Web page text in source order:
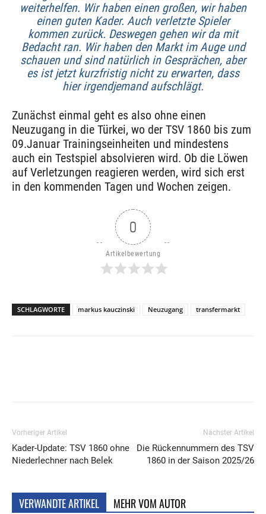
weiterhelfen. Wir haben einen großen, wir haben
einen guten Kader. Auch verletzte Spieler
kommen zurück. Deswegen gehen wir da mit
Bedacht ran. Wir haben den Markt im Auge und
schauen und sind natürlich in Gesprächen, aber
es ist jetzt kurzfristig nicht zu erwarten, dass
hier irgendjemand aufschlägt.
Zunächst einmal geht es also ohne einen
Neuzugang in die Türkei, wo der TSV 1860 bis zum
09.Januar Trainingseinheiten und mindestens
auch ein Testspiel absolvieren wird. Ob die Löwen
auf Verletzungen reagieren werden, wird sich erst
in den kommenden Tagen und Wochen zeigen.
0
Artikelbewertung
SCHLAGWORTE markus kauczinski Neuzugang transfermarkt
Vorheriger Artikel
Kader-Update: TSV 1860 ohne
Niederlechner nach Belek
Nächster Artikel
Die Rückennummern des TSV
1860 in der Saison 2025/26
VERWANDTE ARTIKEL MEHR VOM AUTOR